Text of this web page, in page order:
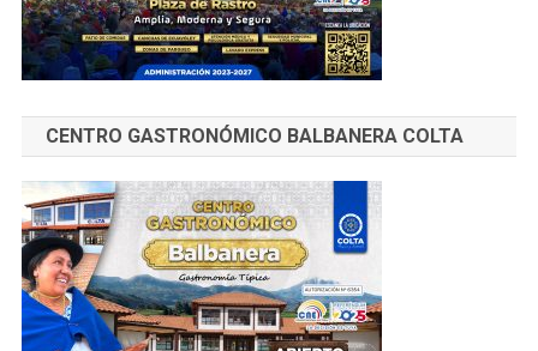
CENTRO GASTRONÓMICO BALBANERA COLTA